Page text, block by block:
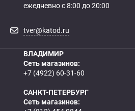
ежедневно с 8:00 до 20:00
tver@katod.ru
ВЛАДИМИР
Сеть магазинов:
+7 (4922) 60-31-60
САНКТ-ПЕТЕРБУРГ
Сеть магазинов: